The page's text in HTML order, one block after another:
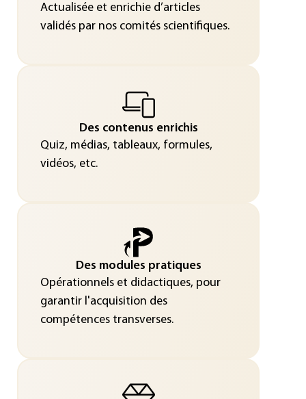
Actualisée et enrichie d’articles
validés par nos comités scientifiques.
Des contenus enrichis
Quiz, médias, tableaux, formules,
vidéos, etc.
Des modules pratiques
Opérationnels et didactiques, pour
garantir l'acquisition des
compétences transverses.